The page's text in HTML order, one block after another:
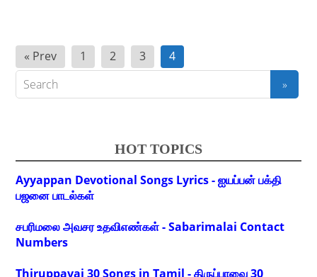
Posts
pagination
« Prev 1 2 3 4
HOT TOPICS
Ayyappan Devotional Songs Lyrics - ஐயப்பன் பக்தி
பஜனை பாடல்கள்
சபரிமலை அவசர உதவிஎண்கள் - Sabarimalai Contact
Numbers
Thiruppavai 30 Songs in Tamil - திருப்பாவை 30